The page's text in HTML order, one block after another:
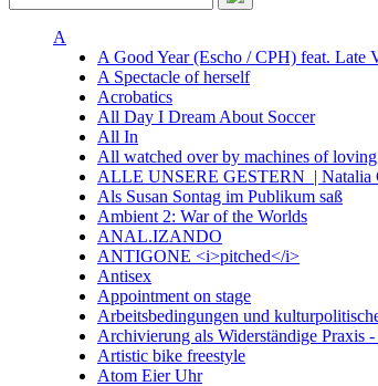
A
A Good Year (Escho / CPH) feat. Late
A Spectacle of herself
Acrobatics
All Day I Dream About Soccer
All In
All watched over by machines of
ALLE UNSERE GESTERN | Natalia
Als Susan Sontag im Publikum saß
Ambient 2: War of the Worlds
ANAL.IZANDO
ANTIGONE <i>pitched</i>
Antisex
Appointment on stage
Arbeitsbedingungen und
Archivierung als Widerständige Praxis
Artistic bike freestyle
Atom Eier Uhr